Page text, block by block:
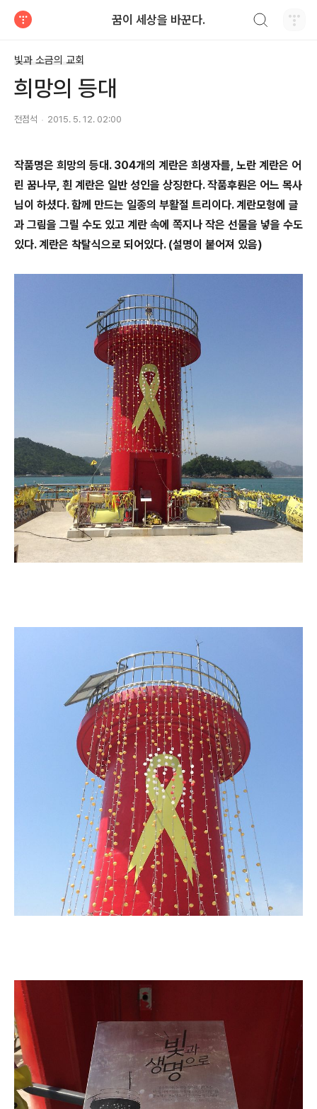
꿈이 세상을 바꾼다.
빛과 소금의 교회
희망의 등대
전점석 2015. 5. 12. 02:00
작품명은 희망의 등대. 304개의 계란은 희생자를, 노란 계란은 어
린 꿈나무, 흰 계란은 일반 성인을 상징한다. 작품후뤈은 어느 목사
님이 하셨다. 함께 만드는 일종의 부활절 트리이다. 계란모형에 글
과 그림을 그릴 수도 있고 계란 속에 쪽지나 작은 선물을 넣을 수도
있다. 계란은 착탈식으로 되어있다. (설명이 붙어져 있음)